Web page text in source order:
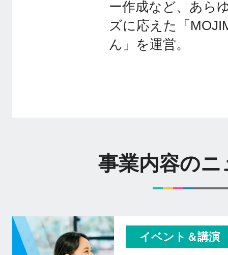
ー作成など、あら
ズに応えた「
ん」を運営。
事業内容のニ
イベント＆講演